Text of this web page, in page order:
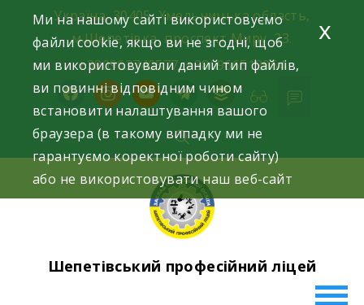
content
Україна, 30405, Хмельницька область,
м.Шепетівка, проспект Миру, 23.
+380963740577, +380966512964
facebookinstagramyoutubetelegram
buffer
Шепетівський професійний ліцей
Ми на нашому сайті використовуємо
файли cookie, якщо ви не згодні, щоб
ми використовували даний тип файлів,
ви повинні відповідним чином
встановити налаштування вашого
браузера (в такому випадку ми не
гарантуємо коректної роботи сайту)
або не використовувати наш веб-сайт
x